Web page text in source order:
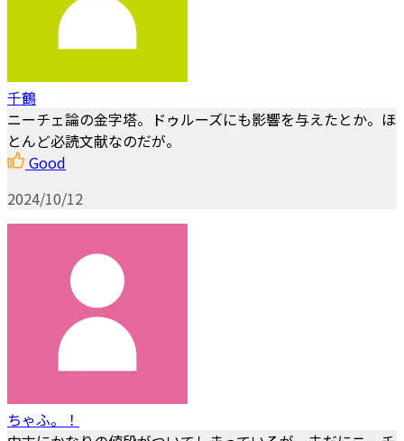
千鶴
ニーチェ論の金字塔。ドゥルーズにも影響を与えたとか。ほ
とんど必読文献なのだが。
Good
2024/10/12
ちゃふ。！